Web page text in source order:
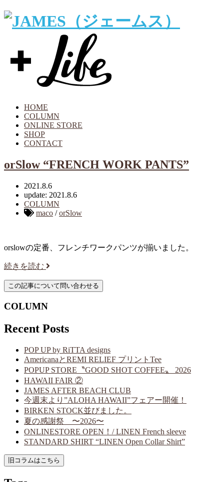
HOME
COLUMN
ONLINE STORE
SHOP
CONTACT
orSlow “FRENCH WORK PANTS”
2021.8.6
update: 2021.8.6
COLUMN
maco /orSlow
orslowの定番、フレンチワークパンツが揃いました。
続きを読む
COLUMN
Recent Posts
POP UP by RiTTA designs
AmericanaとREMI RELIEF プリントTee
POPUP STORE〝GOOD SHOT COFFEE〟 2026
HAWAII FAIR ②
JAMES AFTER BEACH CLUB
今週末より”ALOHA HAWAII”フェアー開催！
BIRKEN STOCK並びました。
夏の感謝祭 〜2026〜
ONLINESTORE OPEN！/ LINEN French sleeve
STANDARD SHIRT “LINEN Open Collar Shirt”